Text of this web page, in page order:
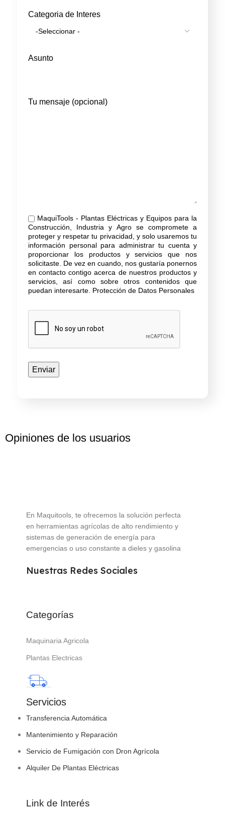
Categoria de Interes
Asunto
Tu mensaje (opcional)
MaquiTools - Plantas Eléctricas y Equipos para la
Construcción, Industria y Agro se compromete a
proteger y respetar tu privacidad, y solo usaremos tu
información personal para administrar tu cuenta y
proporcionar los productos y servicios que nos
solicitaste. De vez en cuando, nos gustaría ponernos
en contacto contigo acerca de nuestros productos y
servicios, así como sobre otros contenidos que
puedan interesarte. Protección de Datos Personales
Opiniones de los usuarios
En Maquitools, te ofrecemos la solución perfecta
en herramientas agrícolas de alto rendimiento y
sistemas de generación de energía para
emergencias o uso constante a dieles y gasolina
Nuestras Redes Sociales
Categorías
Maquinaria Agricola
Plantas Electricas
Servicios
Transferencia Automática
Mantenimiento y Reparación
Servicio de Fumigación con Dron Agrícola
Alquiler De Plantas Eléctricas
Link de Interés